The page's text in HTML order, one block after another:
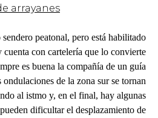
peatonal, pero está habilitado
cuenta con cartelería que lo convierte
es buena la compañía de un guía
ondulaciones de la zona sur se tornan
al istmo y, en el final, hay algunas
dificultar el desplazamiento de